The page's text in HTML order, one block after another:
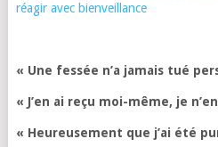
réagir avec bienveillance
« Une fessée n’a jamais tué
« J’en ai reçu moi-même, je
« Heureusement que j’ai été